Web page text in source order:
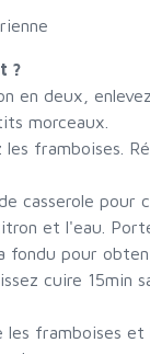
?
en deux,
morceaux.
framboises.
casserole pour
et l'eau.
fondu pour
cuire 15min
les framboises et